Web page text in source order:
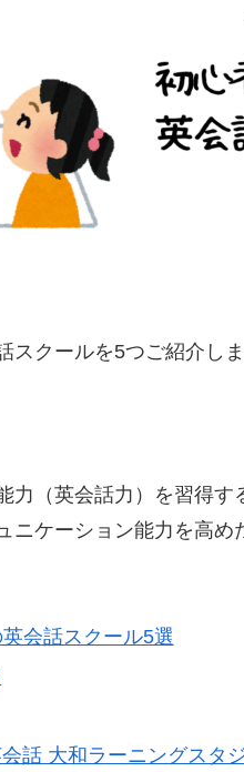
クールを5つご紹介しま
力（英会話力）を習得す
ニケーション能力を高
会話スクール5選
話 大和ラーニングスタ